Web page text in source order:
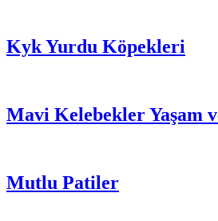
Kyk Yurdu Köpekleri
Mavi Kelebekler Yaşam
Mutlu Patiler